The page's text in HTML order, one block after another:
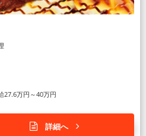
27.6万円～40万円
詳細へ